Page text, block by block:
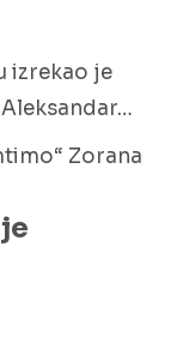
izrekao je